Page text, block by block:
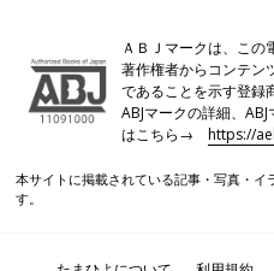
ＡＢＪマークは、この
著作権者からコンテン
であることを示す登録
ABJマークの詳細、
はこちら→https://
本サイトに掲載されている記事・写真・
す。